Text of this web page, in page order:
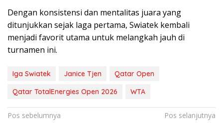
Dengan konsistensi dan mentalitas juara yang
ditunjukkan sejak laga pertama, Swiatek kembali
menjadi favorit utama untuk melangkah jauh di
turnamen ini.
Iga Swiatek Janice Tjen
Qatar Open
Qatar TotalEnergies Open 2026
WTA
Navigasi
Pos sebelumnya
Pos selanjutnya